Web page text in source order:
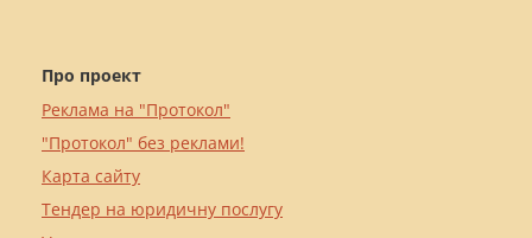
Про проект
Реклама на "Протокол"
"Протокол" без реклами!
Карта сайту
Тендер на юридичну послугу